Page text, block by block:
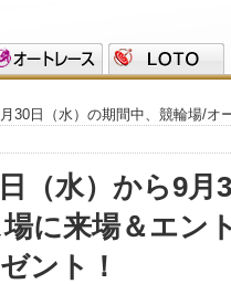
30日（水）の期間中、競輪場/
（水）から9
に来場＆エン
ント！